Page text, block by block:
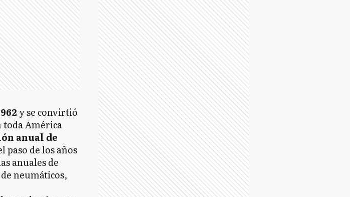
y se convirtió
América
anual de
paso de los años
anuales de
neumáticos,